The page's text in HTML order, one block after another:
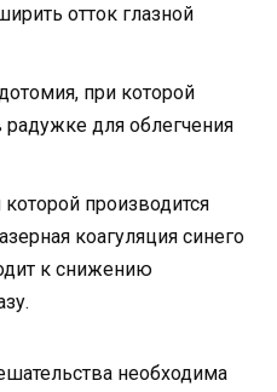
отток глазной
при которой
радужке для облегчения
производится
коагуляция синего
к снижению
необходима